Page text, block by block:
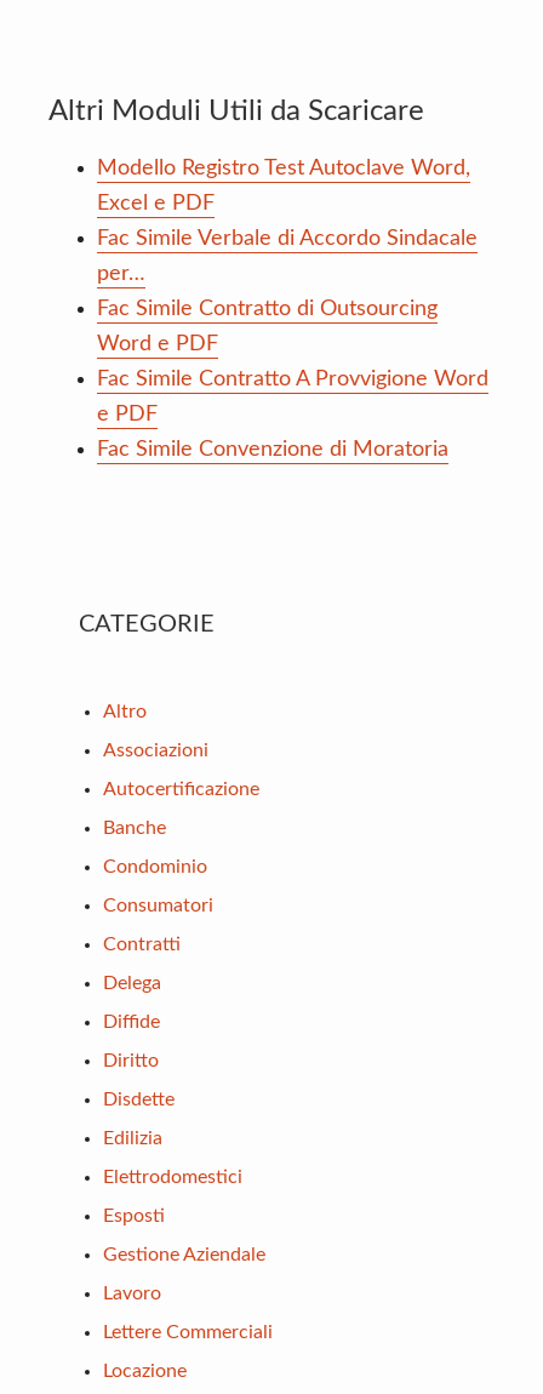
Altri Moduli Utili da Scaricare
Modello Registro Test Autoclave Word,
Excel e PDF
Fac Simile Verbale di Accordo Sindacale
per…
Fac Simile Contratto di Outsourcing
Word e PDF
Fac Simile Contratto A Provvigione Word
e PDF
Fac Simile Convenzione di Moratoria
Primary
CATEGORIE
Altro
Associazioni
Autocertificazione
Banche
Condominio
Consumatori
Contratti
Delega
Diffide
Diritto
Disdette
Edilizia
Elettrodomestici
Esposti
Gestione Aziendale
Lavoro
Lettere Commerciali
Locazione